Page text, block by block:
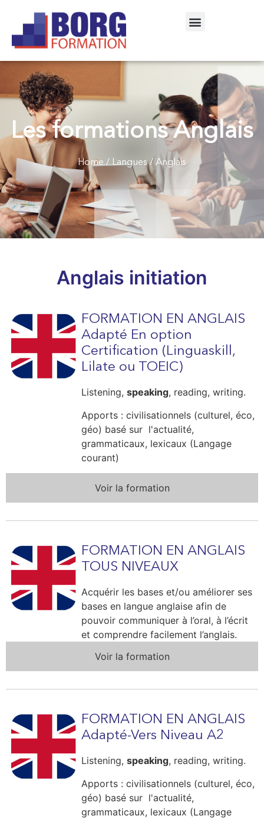
Les formations Anglais
Home/Langues/ Anglais
Anglais initiation
FORMATION EN ANGLAIS
Adapté En option
Certification (Linguaskill,
Lilate ou TOEIC)
Listening,speaking, reading, writing.
Apports : civilisationnels (culturel, éco,
géo) basé sur l'actualité,
grammaticaux, lexicaux (Langage
courant)
Voir la formation
FORMATION EN ANGLAIS
TOUS NIVEAUX
Acquérir les bases et/ou améliorer ses
bases en langue anglaise afin de
pouvoir communiquer à l’oral, à l’écrit
et comprendre facilement l’anglais.
Voir la formation
FORMATION EN ANGLAIS
Adapté-Vers Niveau A2
Listening,speaking, reading, writing.
Apports : civilisationnels (culturel, éco,
géo) basé sur l'actualité,
grammaticaux, lexicaux (Langage